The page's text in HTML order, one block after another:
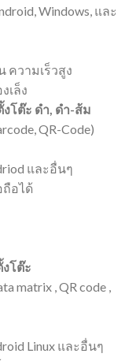
Windows, และ
ความเร็วสูง
เล็ง
งโต๊ะ ดำ, ดำ-ส้ม
QR-Code)
และอื่นๆ
อได้
โต๊ะ
matrix , QR code ,
Linux และอื่นๆ